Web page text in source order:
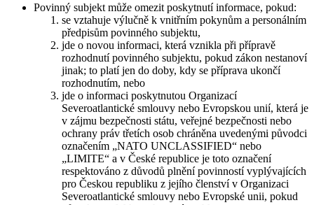
Povinný subjekt může omezit poskytnutí informace, pokud:
se vztahuje výlučně k vnitřním pokynům a personálním
předpisům povinného subjektu,
jde o novou informaci, která vznikla při přípravě
rozhodnutí povinného subjektu, pokud zákon nestanoví
jinak; to platí jen do doby, kdy se příprava ukončí
rozhodnutím, nebo
jde o informaci poskytnutou Organizací
Severoatlantické smlouvy nebo Evropskou unií, která je
v zájmu bezpečnosti státu, veřejné bezpečnosti nebo
ochrany práv třetích osob chráněna uvedenými původci
označením „NATO UNCLASSIFIED“ nebo
„LIMITE“ a v České republice je toto označení
respektováno z důvodů plnění povinností vyplývajících
pro Českou republiku z jejího členství v Organizaci
Severoatlantické smlouvy nebo Evropské unii, pokud